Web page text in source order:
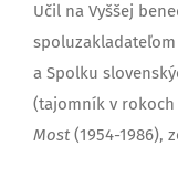
Učil na Vyššej
spoluzakladateľom
a Spolku
(tajomník v rokoch
Most (1954-1986),